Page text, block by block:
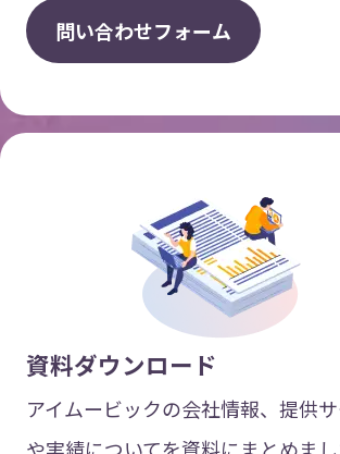
問い合わせフォーム
資料ダウンロード
アイムービックの会社情報、提供